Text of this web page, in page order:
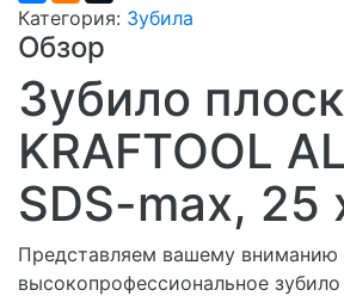
Категория: Зубила
Обзор
Зубило
KRAFTOOL
SDS-max,
Представляем вашему вниманию
высокопрофессиональное зубило